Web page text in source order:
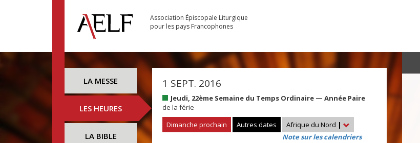
Association Épiscopale Liturgique
pour les pays Francophones
LA MESSE
LES HEURES
LA BIBLE
1 SEPT. 2016
Jeudi, 22ème Semaine du Temps Ordinaire — Année Paire
de la férie
Dimanche prochain
Autres dates Afrique du Nord |
Note sur les calendriers